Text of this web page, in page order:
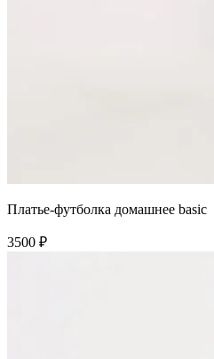
Платье-футболка домашнее basic
3500 ₽